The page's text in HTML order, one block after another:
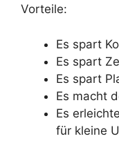
Vorteile:
Es spart
Es spart
Es spart
Es macht
Es
für kleine